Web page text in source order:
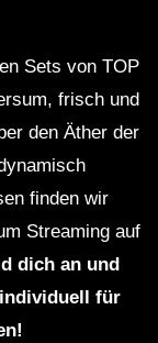
Sets von TOP
frisch und
den Äther der
finden wir
Streaming auf
dich an und
für